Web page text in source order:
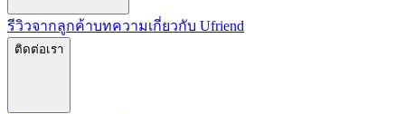
รีวิวจากลูกค้าบทความเกี่ยวกับ Ufriend
ติดต่อเรา